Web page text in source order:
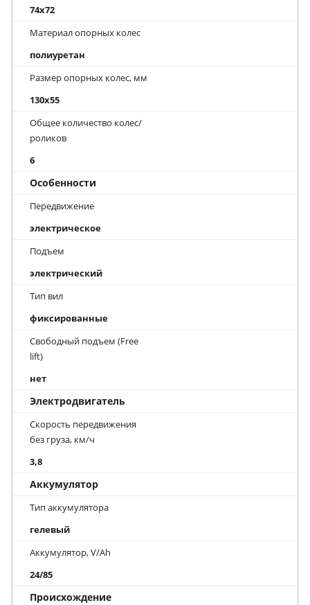
74x72
Материал опорных колес
полиуретан
Размер опорных колес, мм
130x55
Общее количество колес/
роликов
6
Особенности
Передвижение
электрическое
Подъем
электрический
Тип вил
фиксированные
Свободный подъем (Free
lift)
нет
Электродвигатель
Скорость передвижения
без груза, км/ч
3,8
Аккумулятор
Тип аккумулятора
гелевый
Аккумулятор, V/Ah
24/85
Происхождение